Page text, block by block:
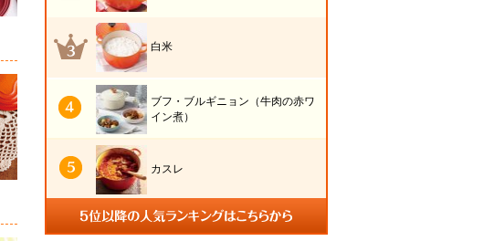
白米
ブフ・ブルギニョン（牛肉の赤ワ
イン煮）
カスレ